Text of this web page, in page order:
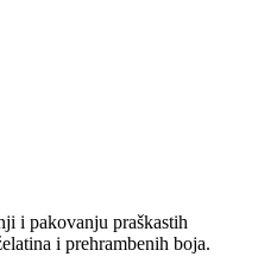
i pakovanju praškastih
i prehrambenih boja.